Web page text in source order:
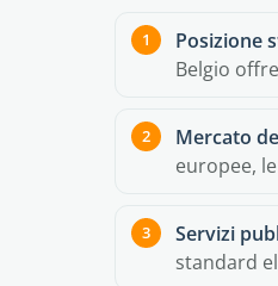
Posizione
Belgio
Mercato
europee,
Servizi
standard